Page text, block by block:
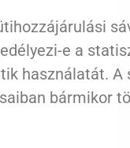
e a
használatát. A
bármikor